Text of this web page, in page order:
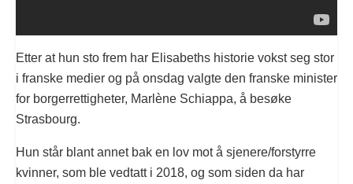
Etter at hun sto frem har Elisabeths historie vokst seg stor
i franske medier og på onsdag valgte den franske minister
for borgerrettigheter, Marlène Schiappa, å besøke
Strasbourg.
Hun står blant annet bak en lov mot å sjenere/forstyrre
kvinner, som ble vedtatt i 2018, og som siden da har